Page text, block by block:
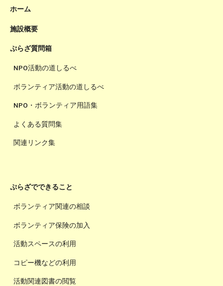
ホーム
施設概要
ぷらざ質問箱
NPO活動の道しるべ
ボランティア活動の道しるべ
NPO・ボランティア用語集
よくある質問集
関連リンク集
ぷらざでできること
ボランティア関連の相談
ボランティア保険の加入
活動スペースの利用
コピー機などの利用
活動関連図書の閲覧